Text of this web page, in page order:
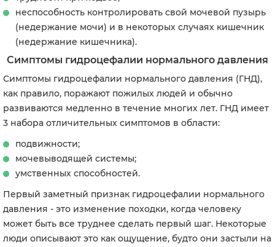
неспособность контролировать свой мочевой пузырь
(недержание мочи) и в некоторых случаях кишечник
(недержание кишечника).
Симптомы гидроцефалии нормального давления
Симптомы гидроцефалии нормального давления (ГНД),
как правило, поражают пожилых людей и обычно
развиваются медленно в течение многих лет. ГНД имеет
3 набора отличительных симптомов в области:
подвижности;
мочевыводящей системы;
умственных способностей.
Первый заметный признак гидроцефалии нормального
давления - это изменение походки, когда человеку
может быть все труднее сделать первый шаг. Некоторые
люди описывают это как ощущение, будто они застыли на